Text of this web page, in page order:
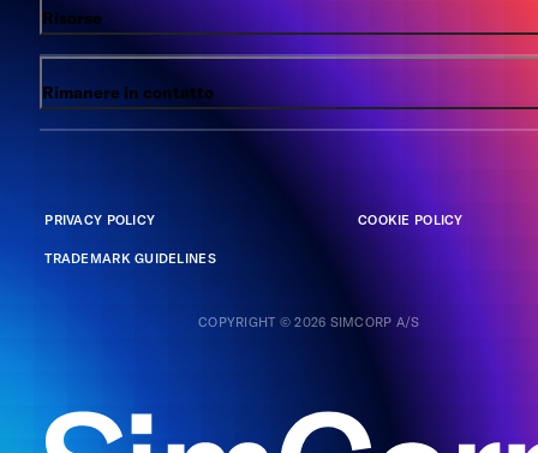
Risorse
Rimanere in contatto
PRIVACY POLICY COOKIE POLICY
TRADEMARK GUIDELINES
COPYRIGHT © 2026 SIMCORP A/S